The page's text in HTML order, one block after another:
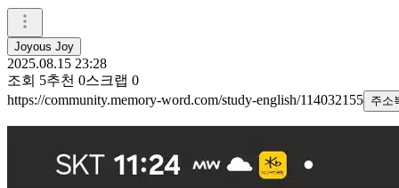
Joyous Joy
2025.08.15 23:28
조회 5추천 0스크랩 0
https://community.memory-word.com/study-english/114032155 주소